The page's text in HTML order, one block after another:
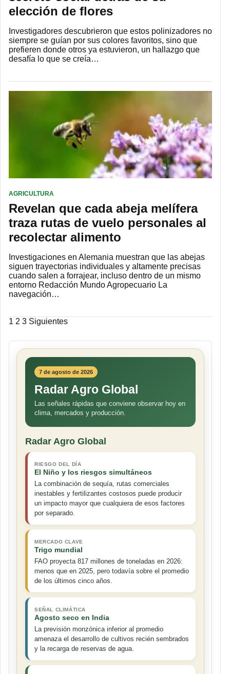
elección de flores
Investigadores descubrieron que estos polinizadores no
siempre se guían por sus colores favoritos, sino que
prefieren donde otros ya estuvieron, un hallazgo que
desafía lo que se creía…
AGRICULTURA
Revelan que cada abeja melífera
traza rutas de vuelo personales al
recolectar alimento
Investigaciones en Alemania muestran que las abejas
siguen trayectorias individuales y altamente precisas
cuando salen a forrajear, incluso dentro de un mismo
entorno Redacción Mundo Agropecuario La
navegación…
Paginación
de
entradas
1 2 3 Siguientes
7 de agosto de 2026
Radar Agro Global
Las señales rápidas que conviene observar hoy en
clima, mercados y producción.
Radar Agro Global
RIESGO DEL DÍA
El Niño y los riesgos simultáneos
La combinación de sequía, rutas comerciales
inestables y fertilizantes costosos puede producir
un impacto mayor que cualquiera de esos factores
por separado.
MERCADO CLAVE
Trigo mundial
FAO proyecta 817 millones de toneladas en 2026:
menos que en 2025, pero todavía sobre el promedio
de los últimos cinco años.
SEÑAL CLIMÁTICA
Agosto seco en India
La previsión monzónica inferior al promedio
amenaza el desarrollo de cultivos recién sembrados
y la recarga de reservas de agua.